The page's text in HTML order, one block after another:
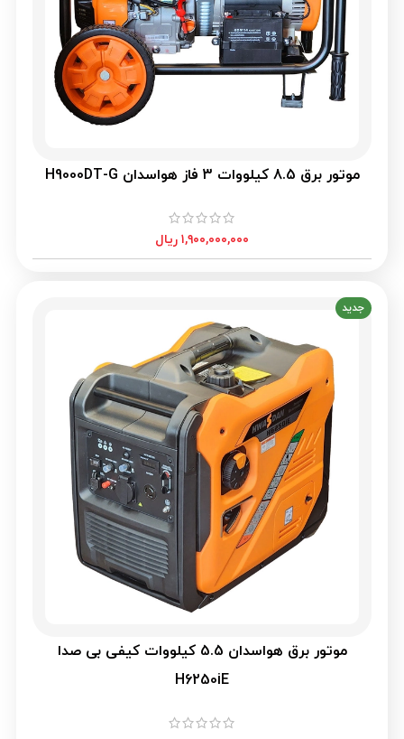
موتور برق 8.5 کیلووات 3 فاز هواسدان H9000DT-G
۱,۹۰۰,۰۰۰,۰۰۰ ریال
جدید
موتور برق هواسدان 5.5 کیلووات کیفی بی صدا
H6250iE